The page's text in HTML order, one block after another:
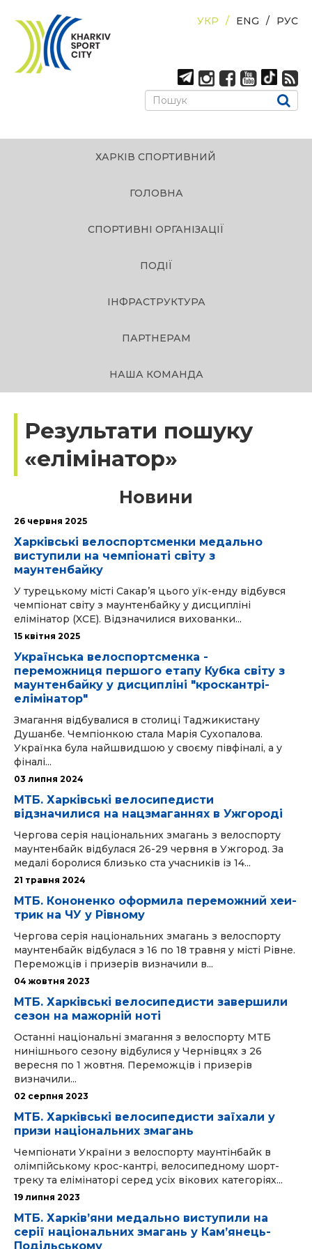
РУС
ENG
УКР
ХАРКІВ СПОРТИВНИЙ
ГОЛОВНА
СПОРТИВНІ ОРГАНІЗАЦІЇ
ПОДІЇ
ІНФРАСТРУКТУРА
ПАРТНЕРАМ
НАША КОМАНДА
Результати пошуку
«елімінатор»
Новини
26 червня 2025
Харківські велоспортсменки медально
виступили на чемпіонаті світу з
маунтенбайку
У турецькому місті Сакарʼя цього уїк-енду відбувся
чемпіонат світу з маунтенбайку у дисципліні
елімінатор (XCE). Відзначилися вихованки...
15 квітня 2025
Українська велоспортсменка -
переможниця першого етапу Кубка світу з
маунтенбайку у дисципліні "кроскантрі-
елімінатор"
Змагання відбувалися в столиці Таджикистану
Душанбе. Чемпіонкою стала Марія Сухопалова.
Українка була найшвидшою у своєму півфіналі, а у
фіналі...
03 липня 2024
МТБ. Харківські велосипедисти
відзначилися на нацзмаганнях в Ужгороді
Чергова серія національних змагань з велоспорту
маунтенбайк відбулася 26-29 червня в Ужгород. За
медалі боролися близько ста учасників із 14...
21 травня 2024
МТБ. Кононенко оформила переможний хеи-
трик на ЧУ у Рівному
Чергова серія національних змагань з велоспорту
маунтенбайк відбулася з 16 по 18 травня у місті Рівне.
Переможців і призерів визначили в...
04 жовтня 2023
МТБ. Харківські велосипедисти завершили
сезон на мажорній ноті
Останні національні змагання з велоспорту МТБ
нинішнього сезону відбулися у Чернівцях з 26
вересня по 1 жовтня. Переможців і призерів
визначили...
02 серпня 2023
МТБ. Харківські велосипедисти заїхали у
призи національних змагань
Чемпіонати України з велоспорту маунтінбайк в
олімпійському крос-кантрі, велосипедному шорт-
треку та елімінаторі серед усіх вікових категоріях...
19 липня 2023
МТБ. Харківʼяни медально виступили на
серії національних змагань у Кам’янець-
Подільському